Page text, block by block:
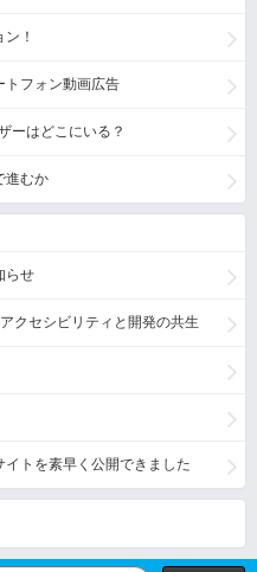
！
トフォン動画広告
ーはどこにいる？
進むか
らせ
クセシビリティと開発の共生
トを素早く公開できました